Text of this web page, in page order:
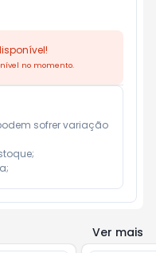
no momento.
sofrer variação
Ver mais